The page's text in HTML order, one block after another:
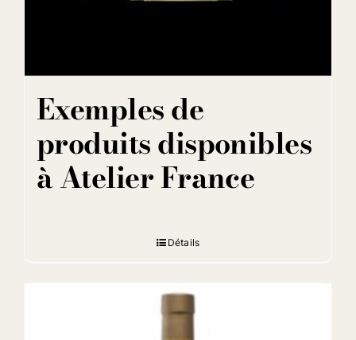
Exemples de
produits disponibles
à Atelier France
Détails